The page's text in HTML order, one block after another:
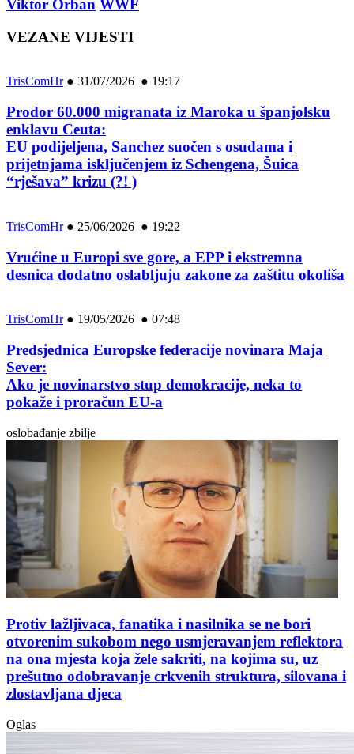
Viktor Orban WWF
VEZANE VIJESTI
TrisComHr● 31/07/2026 ● 19:17
Prodor 60.000 migranata iz Maroka u španjolsku
enklavu Ceuta:
EU podijeljena, Sanchez suočen s osudama i
prijetnjama isključenjem iz Schengena, Šuica
“rješava” krizu (?! )
TrisComHr● 25/06/2026 ● 19:22
Vrućine u Europi sve gore, a EPP i ekstremna
desnica dodatno oslabljuju zakone za zaštitu okoliša
TrisComHr● 19/05/2026 ● 07:48
Predsjednica Europske federacije novinara Maja
Sever:
Ako je novinarstvo stup demokracije, neka to
pokaže i proračun EU-a
oslobađanje zbilje
Protiv lažljivaca, fanatika i nasilnika se ne bori
otvorenim sukobom nego usmjeravanjem reflektora
na ona mjesta koja žele sakriti, na kojima su, uz
prešutno odobravanje crkvenih struktura, silovana i
zlostavljana djeca
Oglas